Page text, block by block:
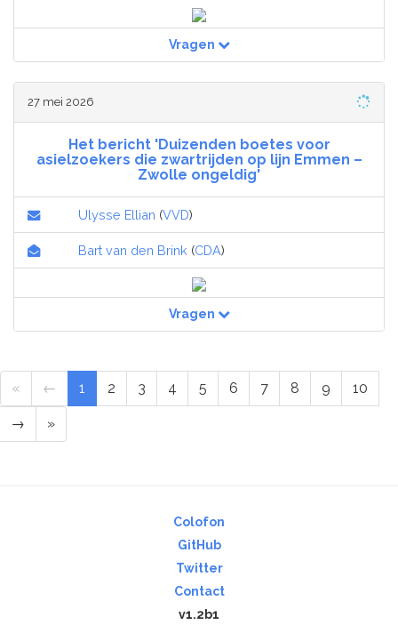
Vragen
27 mei 2026
Het bericht 'Duizenden boetes voor
asielzoekers die zwartrijden op lijn Emmen –
Zwolle ongeldig'
Ulysse Ellian (VVD)
Bart van den Brink (CDA)
Vragen
« ← 1 2 3 4 5 6 7 8 9 10
→ »
Colofon
GitHub
Twitter
Contact
v1.2b1